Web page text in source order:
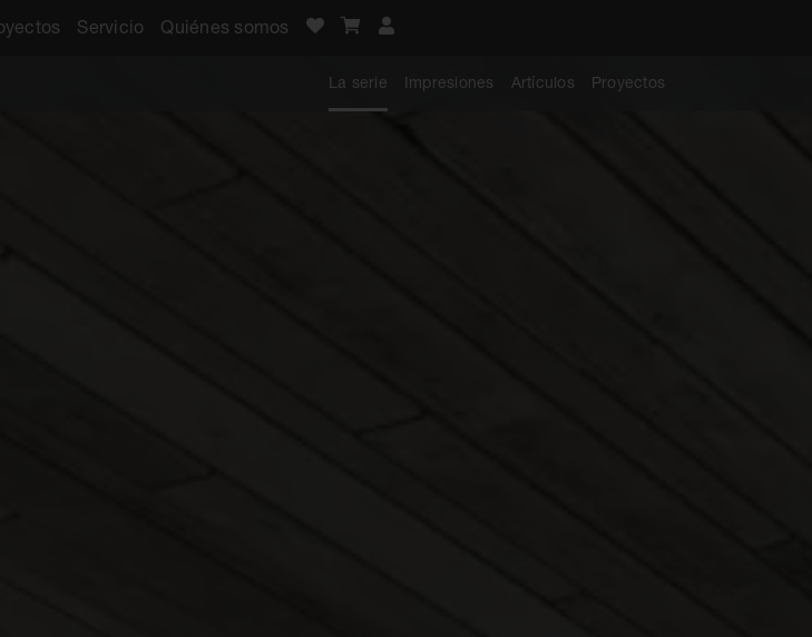
Servicio Quiénes somos
La serie Impresiones Artículos Proyectos